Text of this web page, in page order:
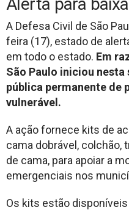
A Defesa Civil de São
feira (17), estado de
em todo o estado. Em
São Paulo iniciou
pública permanente de
vulnerável.
A ação fornece kits de
cama dobrável, colchão,
de cama, para apoiar a
emergenciais nos
Os kits estão